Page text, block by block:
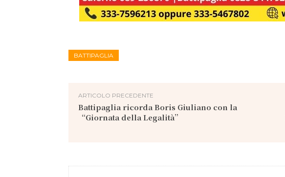
BATTIPAGLIA
ARTICOLO PRECEDENTE
Battipaglia ricorda Boris Giuliano con la
“Giornata della Legalità”